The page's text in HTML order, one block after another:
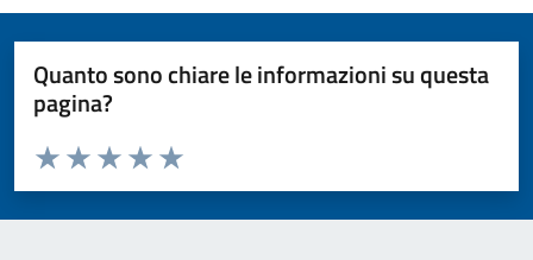
Quanto sono chiare le informazioni su questa
pagina?
Valuta da 1 a 5 stelle la pagina
Valuta 5 stelle su 5
Valuta 4 stelle su 5
Valuta 3 stelle su 5
Valuta 2 stelle su 5
Valuta 1 stelle su 5